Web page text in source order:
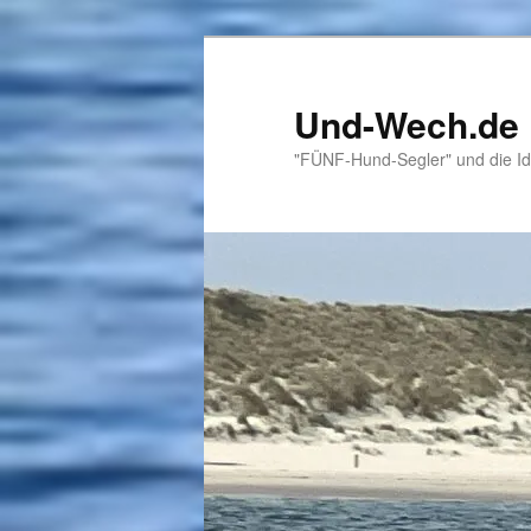
primären
springen
Und-Wech.de
"FÜNF-Hund-Segler" und die